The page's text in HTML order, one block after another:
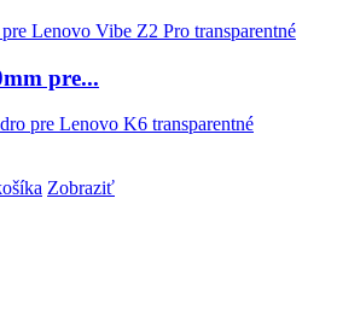
pre...
pre Lenovo K6 transparentné
Zobraziť